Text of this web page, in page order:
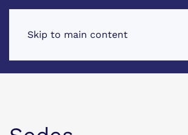
Skip to main content